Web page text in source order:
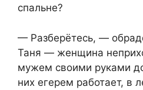
спальне?
— Разберётесь, —
Таня — женщина
мужем своими руками
них егерем работает, в